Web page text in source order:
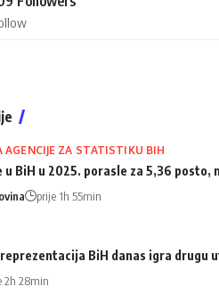
AGENCIJE ZA STATISTIKU BIH
u BiH u 2025. porasle za 5,36 posto,
prije 1h 55min
BiH danas igra drugu
2h 28min